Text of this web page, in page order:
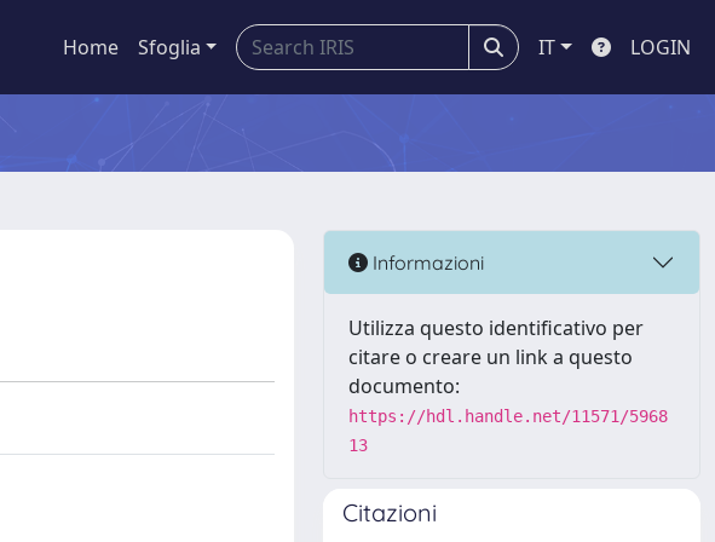
Home Sfoglia IT LOGIN
Informazioni
Utilizza questo identificativo per
citare o creare un link a questo
documento:
https://hdl.handle.net/11571/5968
13
Citazioni